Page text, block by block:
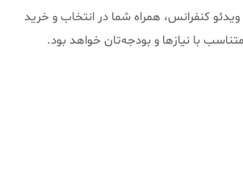
کنفرانس، همراه شما در انتخاب و خرید
با نیازها و بودجه‌تان خواهد بود.